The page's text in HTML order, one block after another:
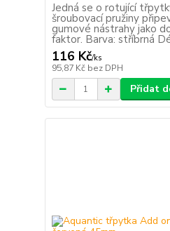
Jedná se o rotující
šroubovací pružiny
gumové nástrahy jako
faktor. Barva: stříbrná
116 Kč/ks
95,87 Kč bez DPH
Přidat